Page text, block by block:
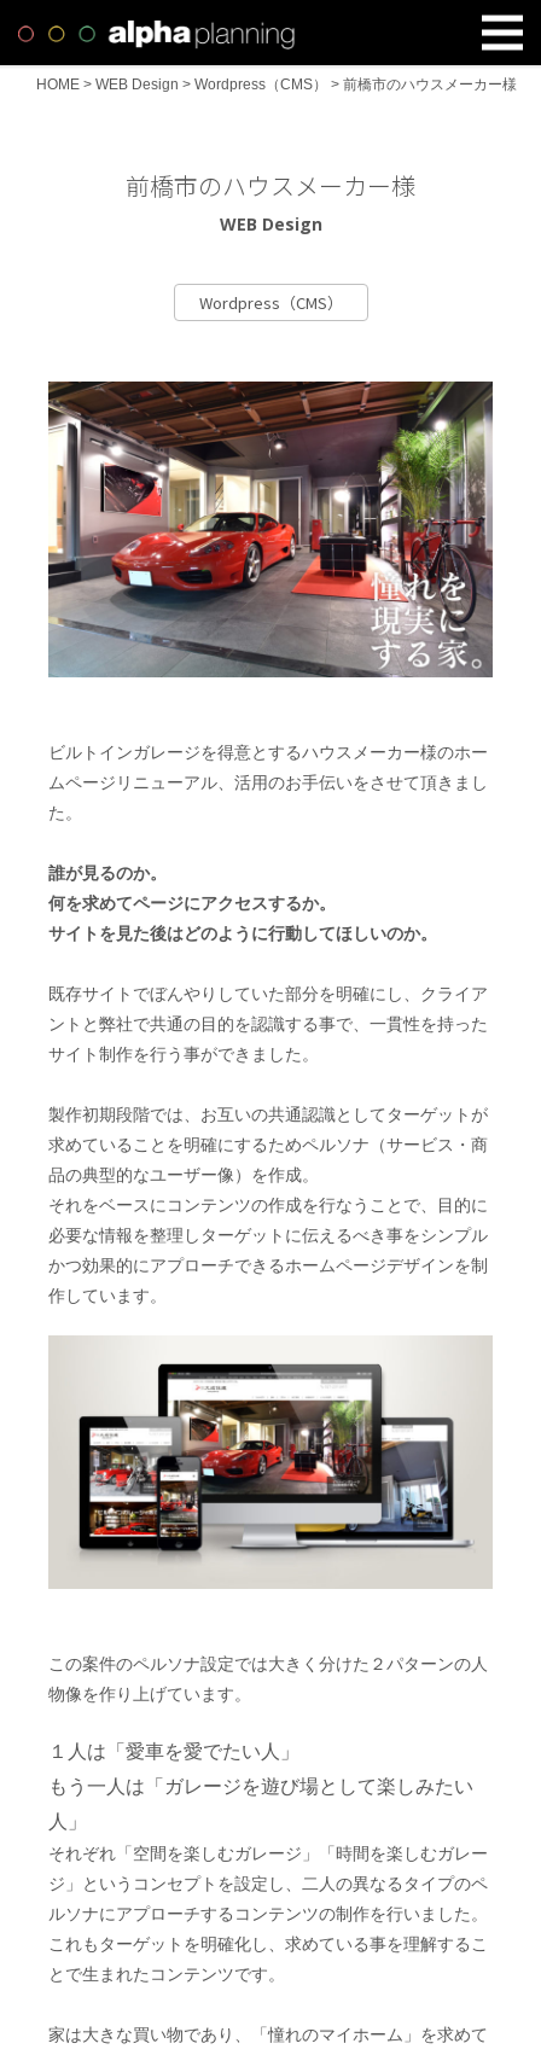
HOME > WEB Design > Wordpress（CMS） > 前橋市のハウスメーカー様
前橋市のハウスメーカー様
WEB Design
Wordpress（CMS）
ビルトインガレージを得意とするハウスメーカー様のホー
ムページリニューアル、活用のお手伝いをさせて頂きまし
た。
誰が見るのか。
何を求めてページにアクセスするか。
サイトを見た後はどのように行動してほしいのか。
既存サイトでぼんやりしていた部分を明確にし、クライア
ントと弊社で共通の目的を認識する事で、一貫性を持った
サイト制作を行う事ができました。
製作初期段階では、お互いの共通認識としてターゲットが
求めていることを明確にするためペルソナ（サービス・商
品の典型的なユーザー像）を作成。
それをベースにコンテンツの作成を行なうことで、目的に
必要な情報を整理しターゲットに伝えるべき事をシンプル
かつ効果的にアプローチできるホームページデザインを制
作しています。
この案件のペルソナ設定では大きく分けた２パターンの人
物像を作り上げています。
１人は「愛車を愛でたい人」
もう一人は「ガレージを遊び場として楽しみたい
人」
それぞれ「空間を楽しむガレージ」「時間を楽しむガレー
ジ」というコンセプトを設定し、二人の異なるタイプのペ
ルソナにアプローチするコンテンツの制作を行いました。
これもターゲットを明確化し、求めている事を理解するこ
とで生まれたコンテンツです。
家は大きな買い物であり、「憧れのマイホーム」を求めて